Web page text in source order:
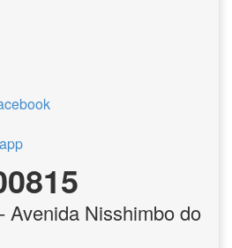
- Avenida Nisshimbo do